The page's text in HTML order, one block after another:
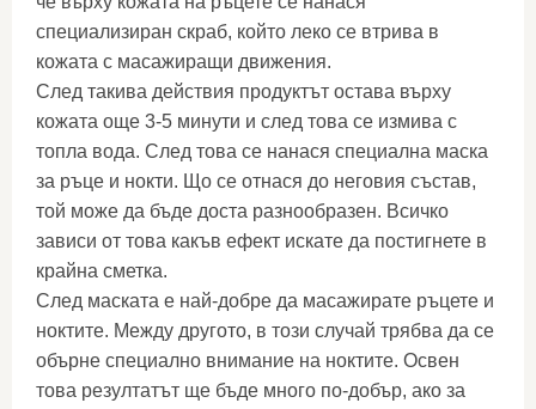
специализиран скраб, който леко се втрива в
кожата с масажиращи движения.
След такива действия продуктът остава върху
кожата още 3-5 минути и след това се измива с
топла вода. След това се нанася специална маска
за ръце и нокти. Що се отнася до неговия състав,
той може да бъде доста разнообразен. Всичко
зависи от това какъв ефект искате да постигнете в
крайна сметка.
След маската е най-добре да масажирате ръцете и
ноктите. Между другото, в този случай трябва да се
обърне специално внимание на ноктите. Освен
това резултатът ще бъде много по-добър, ако за